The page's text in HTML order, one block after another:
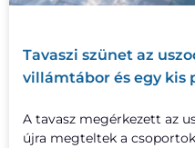
Tavaszi szünet az
villámtábor és egy kis
A tavasz megérkezett az
újra megteltek a